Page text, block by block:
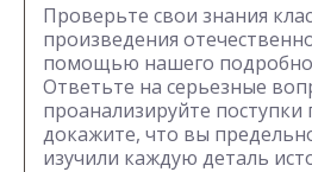
Проверьте свои знания
произведения
помощью нашего
Ответьте на серьезные
проанализируйте поступки
докажите, что вы
изучили каждую деталь